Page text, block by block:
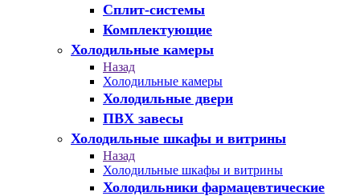
Сплит-системы
Комплектующие
Холодильные камеры
Назад
Холодильные камеры
Холодильные двери
ПВХ завесы
Холодильные шкафы и витрины
Назад
Холодильные шкафы и витрины
Холодильники фармацевтические